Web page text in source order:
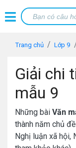
Trang chủ Lớp 9
Giải chi
mẫu 9
Những bài Văn
thành năm chủ
Nghị luận xã hội,